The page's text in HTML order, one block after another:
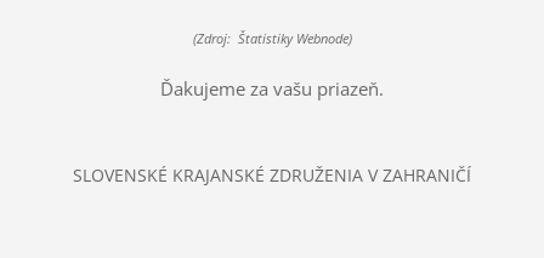
(Zdroj: Štatistiky Webnode)
Ďakujeme za vašu priazeň.
SLOVENSKÉ KRAJANSKÉ ZDRUŽENIA V ZAHRANIČÍ